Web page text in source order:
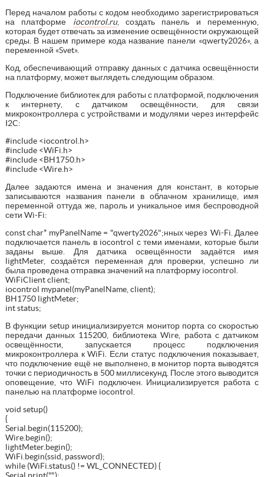
Перед началом работы с кодом необходимо зарегистрироваться
на платформе iocontrol.ru, создать панель и переменную,
которая будет отвечать за изменение освещённости окружающей
среды. В нашем примере кода название панели «qwerty2026», а
переменной «Svet».
Код, обеспечивающий отправку данных с датчика освещённости
на платформу, может выглядеть следующим образом.
Подключение библиотек для работы с платформой, подключения
к интернету, с датчиком освещённости, для связи
микроконтроллера с устройствами и модулями через интерфейс
I2C:
#include <iocontrol.h>
#include <WiFi.h>
#include <BH1750.h>
#include <Wire.h>
Далее задаются имена и значения для констант, в которые
записываются названия панели в облачном хранилище, имя
переменной оттуда же, пароль и уникальное имя беспроводной
сети Wi-Fi:
const char* myPanelName = "qwerty2026";нных через Wi-Fi. Далее
подключается панель в iocontrol с теми именами, которые были
заданы выше. Для датчика освещённости задаётся имя
lightMeter, создаётся переменная для проверки, успешно ли
была проведена отправка значений на платформу iocontrol.
WiFiClient client;
iocontrol mypanel(myPanelName, client);
BH1750 lightMeter;
int status;
В функции setup инициализируется монитор порта со скоростью
передачи данных 115200, библиотека Wire, работа с датчиком
освещённости, запускается процесс подключения
микроконтроллера к WiFi. Если статус подключения показывает,
что подключение ещё не выполнено, в монитор порта выводятся
точки с периодичность в 500 миллисекунд. После этого выводится
оповещение, что WiFi подключен. Инициализируется работа с
панелью на платформе iocontrol.
void setup()
{
Serial.begin(115200);
Wire.begin();
lightMeter.begin();
WiFi.begin(ssid, password);
while (WiFi.status() != WL_CONNECTED) {
Serial.print(".");